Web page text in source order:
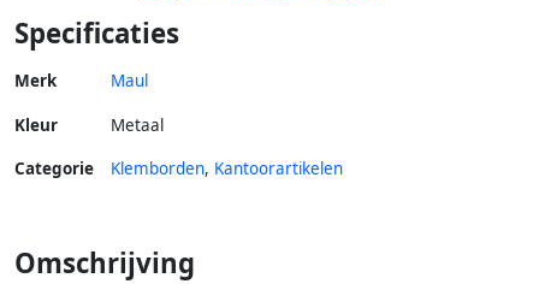
Specificaties
Merk Maul
Kleur
Metaal
Categorie
Klemborden, Kantoorartikelen
Omschrijving